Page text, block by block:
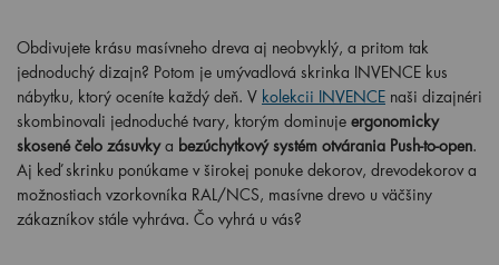
Obdivujete krásu masívneho dreva aj neobvyklý, a pritom tak
jednoduchý dizajn? Potom je umývadlová skrinka INVENCE kus
nábytku, ktorý oceníte každý deň. V kolekcii INVENCE naši dizajnéri
skombinovali jednoduché tvary, ktorým dominuje ergonomicky
skosené čelo zásuvky a bezúchytkový systém otvárania Push-to-open.
Aj keď skrinku ponúkame v širokej ponuke dekorov, drevodekorov a
možnostiach vzorkovníka RAL/NCS, masívne drevo u väčšiny
zákazníkov stále vyhráva. Čo vyhrá u vás?